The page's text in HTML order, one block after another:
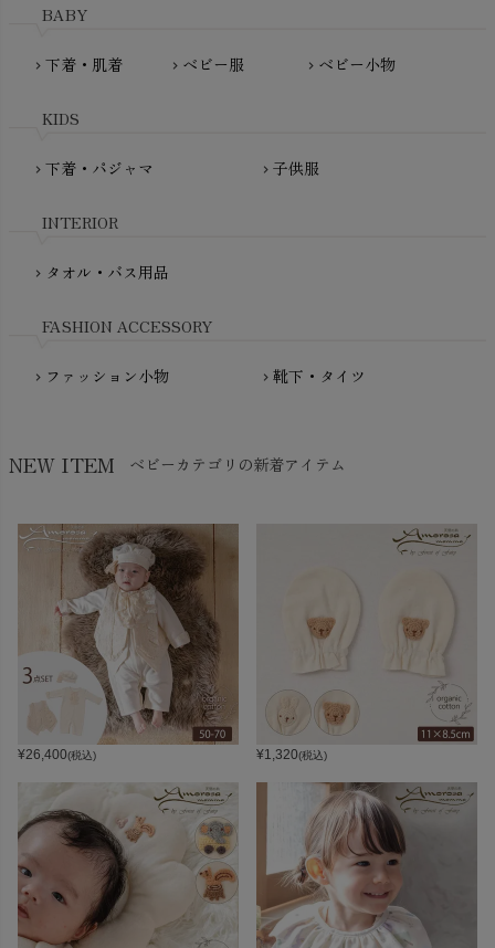
Haruulala（ハルウララ）
PeopleTree（ピープルツリー）
PRISTINE（プリスティン）
fromF（フロムエフ）
MATONA（マトナ）
mini rodini（ミニロディーニ）
My Little Cozmo（マイリトルコズモ）
NewNative（ニューネイティブ）
BABY
chevron_right 下着・肌着 chevron_right ベビー服 chevron_right ベビー小物
KIDS
chevron_right 下着・パジャマ chevron_right 子供服
INTERIOR
chevron_right タオル・バス用品
FASHION ACCESSORY
chevron_right ファッション小物 chevron_right 靴下・タイツ
NEW ITEM ベビーカテゴリの新着アイテム
¥26,400(税込) ¥1,320(税込)